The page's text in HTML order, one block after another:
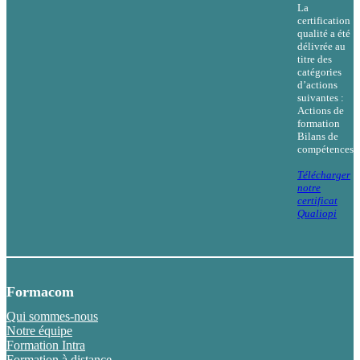
La
certification
qualité a été
délivrée au
titre des
catégories
d’actions
suivantes :
Actions de
formation
Bilans de
compétences
Télécharger
notre
certificat
Qualiopi
Formacom
Qui sommes-nous
Notre équipe
Formation Intra